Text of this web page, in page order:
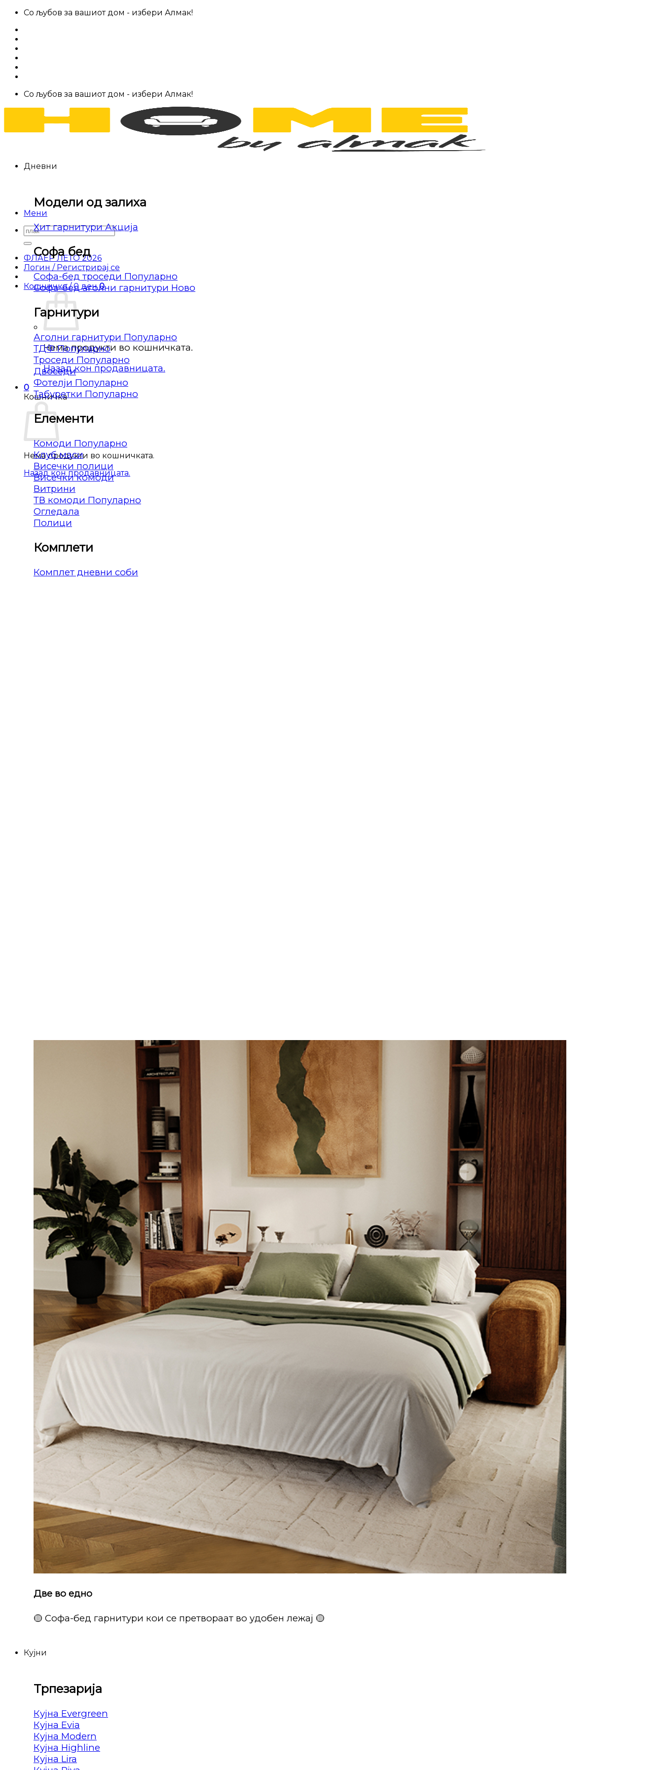
Skip
content
Со љубов за вашиот дом - избери Алмак!
Со љубов за вашиот дом - избери Алмак!
Мени
Барај
за:
ФЛАЕР ЛЕТО 2026
Логин / Регистрирај се
Кошничка /0 ден 0
Нема продукти во кошничката.
Назад кон продавницата.
0
Кошничка
Нема продукти во кошничката.
Назад кон продавницата.
Дневни
Модели од залиха
Хит гарнитури
Софа бед
Софа-бед троседи
Софа-бед аголни гарнитури
Гарнитури
Аголни гарнитури
ТДФ
Троседи
Двоседи
Фотелји
Табуретки
Елементи
Комоди
Клуб маси
Висечки полици
Висечки комоди
Витрини
ТВ комоди
Огледала
Полици
Комплети
Комплет дневни соби
Две во едно
🟡 Софа-бед гарнитури кои се претвораат во удобен лежај 🟡
Кујни
Трпезарија
Кујна Evergreen
Кујна Evia
Кујна Modern
Кујна Highline
Кујна Lira